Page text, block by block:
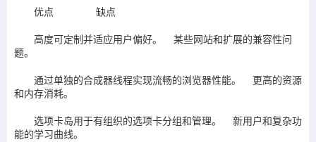
优点 缺点
高度可定制并适应用户偏好。 某些网站和扩展的兼容性问
题。
通过单独的合成器线程实现流畅的浏览器性能。 更高的资源
和内存消耗。
选项卡岛用于有组织的选项卡分组和管理。 新用户和复杂功
能的学习曲线。